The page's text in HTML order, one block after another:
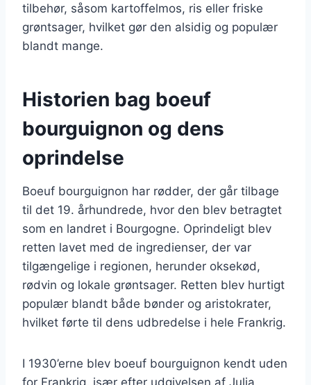
tilbehør, såsom kartoffelmos, ris eller friske
grøntsager, hvilket gør den alsidig og populær
blandt mange.
Historien bag boeuf
bourguignon og dens
oprindelse
Boeuf bourguignon har rødder, der går tilbage
til det 19. århundrede, hvor den blev betragtet
som en landret i Bourgogne. Oprindeligt blev
retten lavet med de ingredienser, der var
tilgængelige i regionen, herunder oksekød,
rødvin og lokale grøntsager. Retten blev hurtigt
populær blandt både bønder og aristokrater,
hvilket førte til dens udbredelse i hele Frankrig.
I 1930’erne blev boeuf bourguignon kendt uden
for Frankrig, især efter udgivelsen af Julia